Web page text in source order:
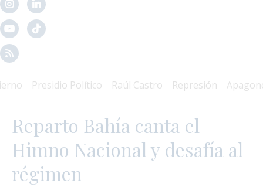
Presidio Político Raúl Castro Represión Apagones
Reparto Bahía canta el
Himno Nacional y desafía al
régimen